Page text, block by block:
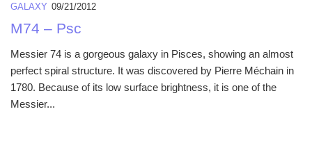
GALAXY 09/21/2012
M74 – Psc
Messier 74 is a gorgeous galaxy in Pisces, showing an almost
perfect spiral structure. It was discovered by Pierre Méchain in
1780. Because of its low surface brightness, it is one of the
Messier...